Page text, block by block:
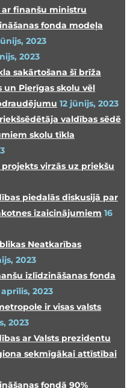
ar finanšu ministru
fonda modeļa
2023
2023
sakārtošana šī brīža
Pierīgas skolu vēl
12 jūnijs, 2023
valdības sēdē
skolu tīkla
virzās uz priekšu
piedalās diskusijā par
izaicinājumiem 16
Neatkarības
2023
izlīdzināšanas fonda
aprīlis, 2023
ir visas valsts
2023
ar Valsts prezidentu
sekmīgākai attīstībai
fondā 90%